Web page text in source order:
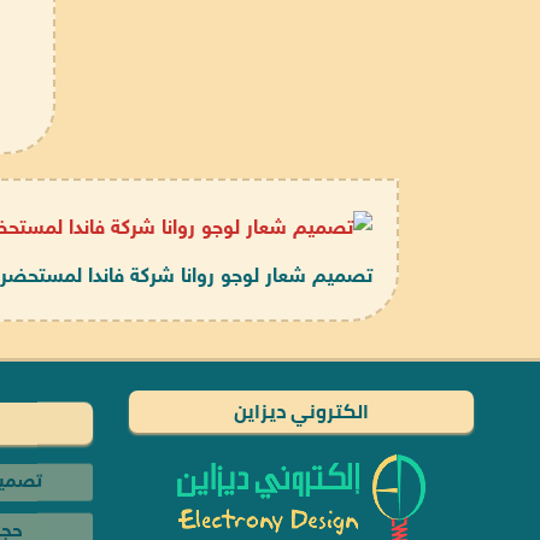
تصميم شعار لوجو روانا شركة فاندا
الكتروني ديزاين